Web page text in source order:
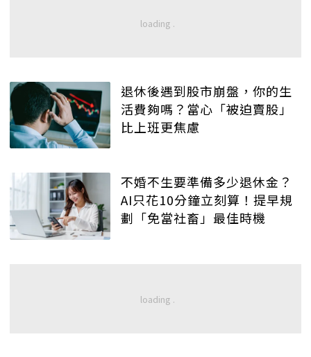
退休後遇到股市崩盤，你的生
活費夠嗎？當心「被迫賣股」
比上班更焦慮
不婚不生要準備多少退休金？
AI只花10分鐘立刻算！提早規
劃「免當社畜」最佳時機